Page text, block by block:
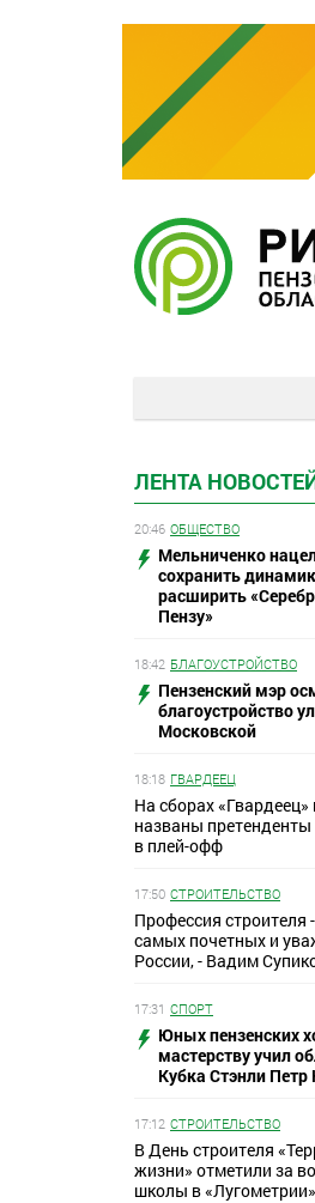
ЛЕНТА
20:46 ОБЩЕСТВО
Мельниченко
сохранить
расширить
Пензу»
18:42 БЛАГОУСТРОЙСТВО
Пензенский мэр
благоустройство
Московской
18:18 ГВАРДЕЕЦ
На сборах «Гвардеец»
названы
в плей-офф
17:50 СТРОИТЕЛЬСТВО
Профессия строителя
самых почетных и
России, - Вадим
17:31 СПОРТ
Юных пензенских
мастерству учил
Кубка Стэнли Петр
17:12 СТРОИТЕЛЬСТВО
В День строителя
жизни» отметили за
школы в «Лугометрии»